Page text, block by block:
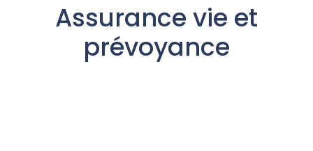
Assurance vie et
prévoyance